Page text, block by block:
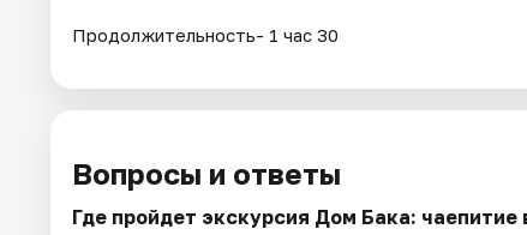
Продолжительность- 1 час 30
Вопросы и ответы
Где пройдет экскурсия Дом Бака: чаепитие